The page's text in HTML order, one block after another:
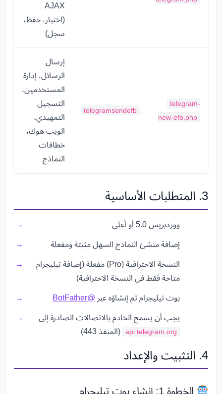
AJAX
(اختبار، حفظ،
سجل)
telegram-
new-efb.php
telegramsendefb
إرسال
الرسائل، إدارة
المستخدمين،
التسجيل
التمهيدي،
الويب هوك،
خطافات
النماذج
3. المتطلبات الأساسية
ووردبريس 5.0 أو أعلى
إضافة منشئ النماذج السهل مثبتة ومفعلة
النسخة الاحترافية (Pro) مفعلة (إضافة تيليجرام
متاحة فقط في النسخة الاحترافية)
بوت تيليجرام تم إنشاؤه عبر @BotFather
يجب أن يسمح الخادم بالاتصالات الصادرة إلى
api.telegram.org (المنفذ 443)
4. التثبيت والإعداد
الخطوة 1: إنشاء بوت تيليجرام